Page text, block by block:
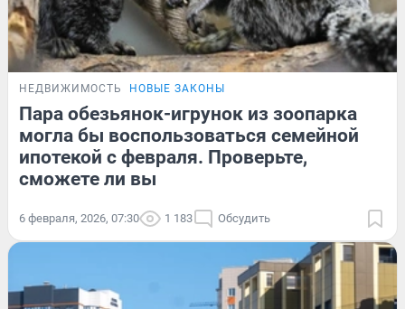
НЕДВИЖИМОСТЬ НОВЫЕ ЗАКОНЫ
Пара обезьянок-игрунок из зоопарка
могла бы воспользоваться семейной
ипотекой с февраля. Проверьте,
сможете ли вы
6 февраля, 2026, 07:30 1 183 Обсудить